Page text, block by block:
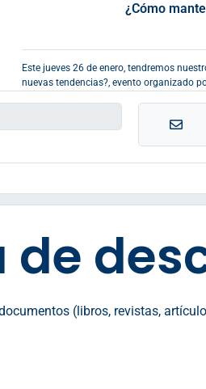
¿Cómo
Este jueves 26 de enero, tendremos
nuevas tendencias?, evento organizado
de
(libros, revistas,